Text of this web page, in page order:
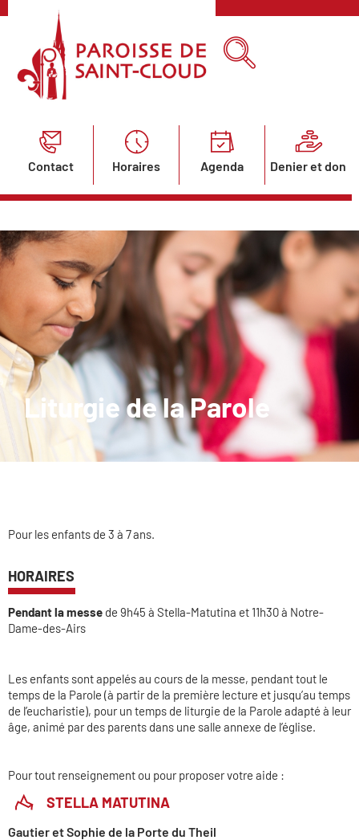
Contact Horaires Agenda Denier et don
Liturgie de la Parole
Pour les enfants de 3 à 7 ans.
HORAIRES
Pendant la messe de 9h45 à Stella-Matutina et 11h30 à Notre-
Dame-des-Airs
Les enfants sont appelés au cours de la messe, pendant tout le
temps de la Parole (à partir de la première lecture et jusqu’au temps
de l’eucharistie), pour un temps de liturgie de la Parole adapté à leur
âge, animé par des parents dans une salle annexe de l’église.
Pour tout renseignement ou pour proposer votre aide :
STELLA MATUTINA
Gautier et Sophie de la Porte du Theil